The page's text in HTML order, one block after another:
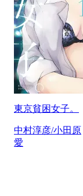
東京貧困女子。
中村淳彦/小田原
愛